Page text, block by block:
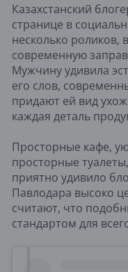
Казахстанский
странице в
несколько роликов,
современную
Мужчину удивила
его слов,
придают ей вид
каждая деталь
Просторные кафе,
просторные
приятно удивило
Павлодара высоко
считают, что
стандартом для